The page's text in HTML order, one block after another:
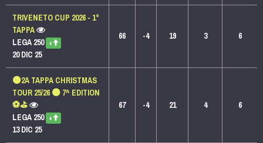
TRIVENETO CUP 2026 - 1°
TAPPA
LEGA 250 +
20 DIC 25
66 -4 19 3 6
⚫️2A TAPPA CHRISTMAS
TOUR 25/26 ⚫️ 7^ EDITION
⚽️⛳️
LEGA 250 +
13 DIC 25
67 -4 21 4 6